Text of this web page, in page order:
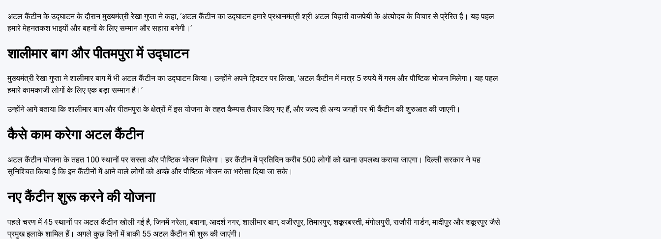
अटल कैंटीन के उद्घाटन के दौरान मुख्यमंत्री रेखा गुप्ता ने कहा, ‘अटल कैंटीन का उद्घाटन हमारे प्रधानमंत्री श्री अटल बिहारी वाजपेयी के अंत्योदय के विचार से प्रेरित है। यह पहल
हमारे मेहनतकश भाइयों और बहनों के लिए सम्मान और सहारा बनेगी।’
शालीमार बाग और पीतमपुरा में उद्घाटन
मुख्यमंत्री रेखा गुप्ता ने शालीमार बाग में भी अटल कैंटीन का उद्घाटन किया। उन्होंने अपने ट्विटर पर लिखा, ‘अटल कैंटीन में मात्र 5 रुपये में गरम और पौष्टिक भोजन मिलेगा। यह पहल
हमारे कामकाजी लोगों के लिए एक बड़ा सम्मान है।’
उन्होंने आगे बताया कि शालीमार बाग और पीतमपुरा के क्षेत्रों में इस योजना के तहत कैम्पस तैयार किए गए हैं, और जल्द ही अन्य जगहों पर भी कैंटीन की शुरुआत की जाएगी।
कैसे काम करेगा अटल कैंटीन
अटल कैंटीन योजना के तहत 100 स्थानों पर सस्ता और पौष्टिक भोजन मिलेगा। हर कैंटीन में प्रतिदिन करीब 500 लोगों को खाना उपलब्ध कराया जाएगा। दिल्ली सरकार ने यह
सुनिश्चित किया है कि इन कैंटीनों में आने वाले लोगों को अच्छे और पौष्टिक भोजन का भरोसा दिया जा सके।
नए कैंटीन शुरू करने की योजना
पहले चरण में 45 स्थानों पर अटल कैंटीन खोली गई है, जिनमें नरेला, बवाना, आदर्श नगर, शालीमार बाग, वजीरपुर, तिमारपुर, शकूरबस्ती, मंगोलपुरी, राजौरी गार्डन, मादीपुर और शकूरपुर जैसे
प्रमुख इलाके शामिल हैं। अगले कुछ दिनों में बाकी 55 अटल कैंटीन भी शुरू की जाएंगी।